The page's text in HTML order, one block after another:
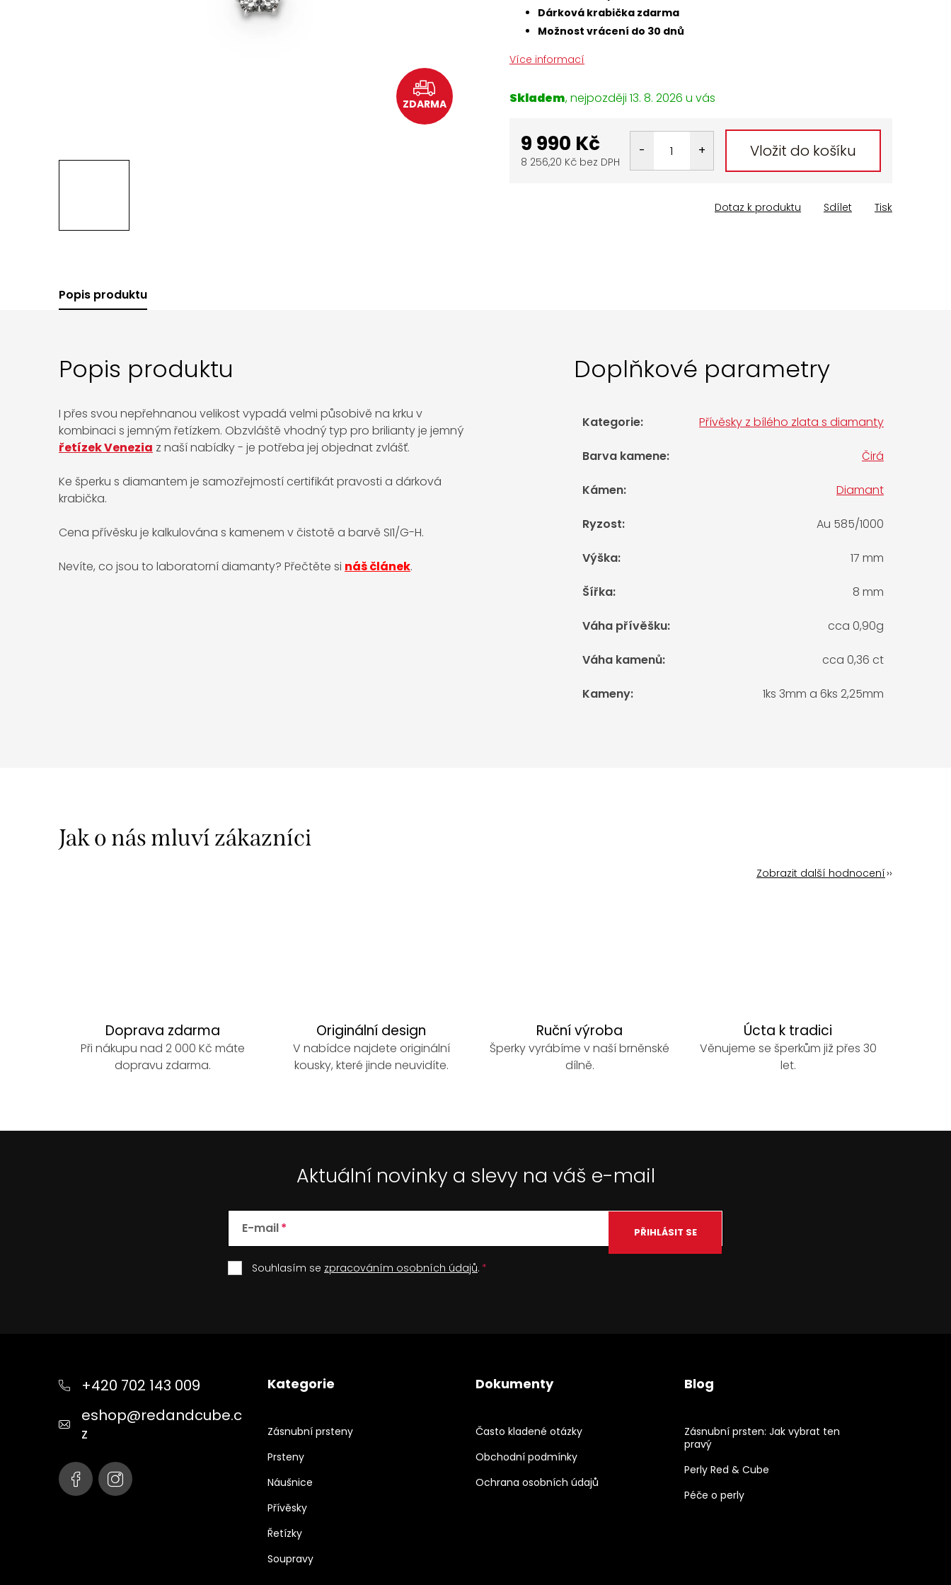
ZDARMA
Dárková krabička zdarma
Možnost vrácení do 30 dnů
Více informací
Skladem 13. 8. 2026
9 990 Kč
8 256,20 Kč bez DPH
Vložit do košíku
Tisk
Dotaz k produktu Sdílet
Popis produktu
Popis produktu
I přes svou nepřehnanou velikost vypadá velmi působivě na krku v
kombinaci s jemným řetízkem. Obzvláště vhodný typ pro brilianty je jemný
řetízek Venezia z naší nabídky - je potřeba jej objednat zvlášť.
Ke šperku s diamantem je samozřejmostí certifikát pravosti a dárková
krabička.
Cena přívěsku je kalkulována s kamenem v čistotě a barvě SI1/G-H.
Nevíte, co jsou to laboratorní diamanty? Přečtěte si náš článek.
Doplňkové parametry
Kategorie: Přívěsky z bílého zlata s diamanty
Barva kamene: Čirá
Kámen: Diamant
Ryzost: Au 585/1000
Výška: 17 mm
Šířka: 8 mm
Váha přívěšku: cca 0,90g
Váha kamenů: cca 0,36 ct
Kameny: 1ks 3mm a 6ks 2,25mm
Zobrazit další hodnocení
Doprava zdarma
Při nákupu nad 2 000 Kč máte
dopravu zdarma.
Originální design
V nabídce najdete originální
kousky, které jinde neuvidíte.
Ruční výroba
Šperky vyrábíme v naší brněnské
dílně.
Úcta k tradici
Věnujeme se šperkům již přes 30
let.
Aktuální novinky a slevy na váš e-mail
E-mail
Souhlasím se zpracováním osobních údajů.
PŘIHLÁSIT SE
+420 702 143 009
eshop@redandcube.c
z
Kategorie
Zásnubní prsteny
Prsteny
Náušnice
Přívěsky
Řetízky
Soupravy
Dokumenty
Často kladené otázky
Obchodní podmínky
Ochrana osobních údajů
Blog
Zásnubní prsten: Jak vybrat ten
pravý
Perly Red & Cube
Péče o perly